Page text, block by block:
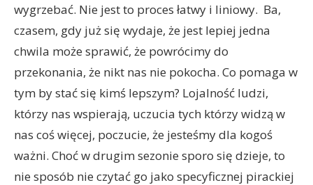
wygrzebać. Nie jest to proces łatwy i liniowy. Ba,
czasem, gdy już się wydaje, że jest lepiej jedna
chwila może sprawić, że powrócimy do
przekonania, że nikt nas nie pokocha. Co pomaga w
tym by stać się kimś lepszym? Lojalność ludzi,
którzy nas wspierają, uczucia tych którzy widzą w
nas coś więcej, poczucie, że jesteśmy dla kogoś
ważni. Choć w drugim sezonie sporo się dzieje, to
nie sposób nie czytać go jako specyficznej pirackiej